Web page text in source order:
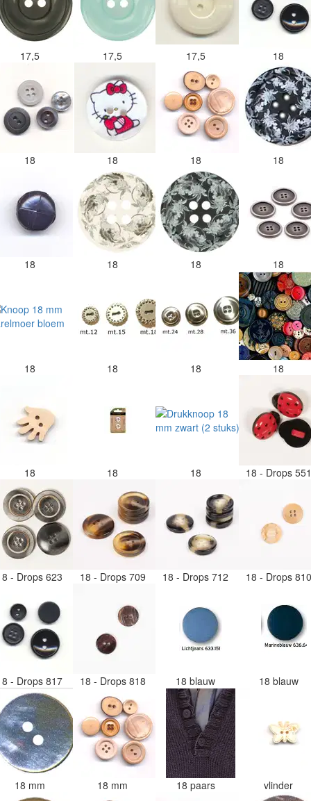
17,5 17,5 17,5 18
18 18 18 18
18 18 18 18
18 18 18 18
18 18 18 18 - Drops
- Drops 623 18 - Drops 709 18 - Drops 712 18 - Drops
- Drops 817 18 - Drops 818 18 blauw 18 blauw
18 mm 18 mm 18 paars vlinder